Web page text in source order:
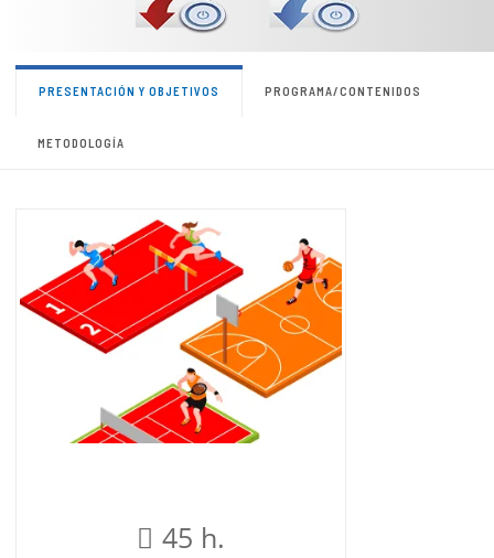
PRESENTACIÓN Y OBJETIVOS PROGRAMA/CONTENIDOS
METODOLOGÍA
45 h.